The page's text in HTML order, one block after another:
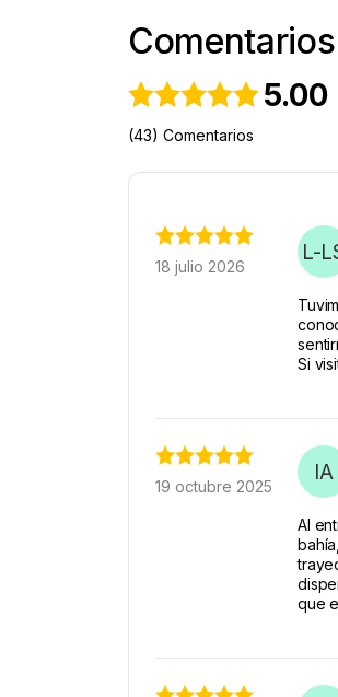
Comentarios
5.00
(43) Comentarios
18 julio 2026
L-
Si
19 octubre 2025
IA
Al
que